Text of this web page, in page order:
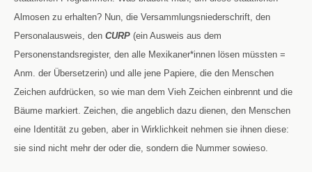
Almosen zu erhalten? Nun, die Versammlungsniederschrift, den
Personalausweis, den CURP (ein Ausweis aus dem
Personenstandsregister, den alle Mexikaner*innen lösen müssten =
Anm. der Übersetzerin) und alle jene Papiere, die den Menschen
Zeichen aufdrücken, so wie man dem Vieh Zeichen einbrennt und die
Bäume markiert. Zeichen, die angeblich dazu dienen, den Menschen
eine Identität zu geben, aber in Wirklichkeit nehmen sie ihnen diese:
sie sind nicht mehr der oder die, sondern die Nummer sowieso.